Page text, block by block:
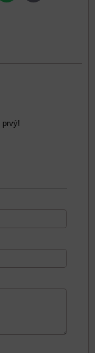
prvý!